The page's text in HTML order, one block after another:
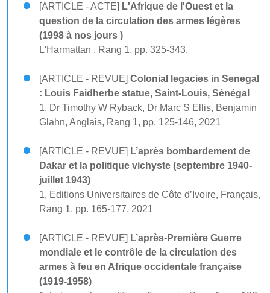
[ARTICLE - ACTE] L'Afrique de l'Ouest et la
question de la circulation des armes légères
(1998 à nos jours )
L'Harmattan , Rang 1, pp. 325-343,
[ARTICLE - REVUE] Colonial legacies in Senegal
: Louis Faidherbe statue, Saint-Louis, Sénégal
1, Dr Timothy W Ryback, Dr Marc S Ellis, Benjamin
Glahn, Anglais, Rang 1, pp. 125-146, 2021
[ARTICLE - REVUE] L’après bombardement de
Dakar et la politique vichyste (septembre 1940-
juillet 1943)
1, Editions Universitaires de Côte d’Ivoire, Français,
Rang 1, pp. 165-177, 2021
[ARTICLE - REVUE] L’après-Première Guerre
mondiale et le contrôle de la circulation des
armes à feu en Afrique occidentale française
(1919-1958)